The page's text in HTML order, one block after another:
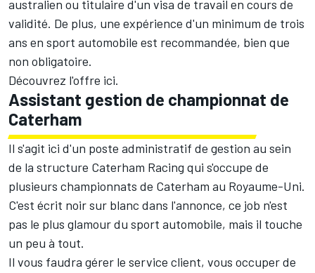
australien ou titulaire d'un visa de travail en cours de
validité. De plus, une expérience d'un minimum de trois
ans en sport automobile est recommandée, bien que
non obligatoire.
Découvrez l'offre ici.
Assistant gestion de championnat de
Caterham
Il s'agit ici d'un poste administratif de gestion au sein
de la structure Caterham Racing qui s'occupe de
plusieurs championnats de Caterham au Royaume-Uni.
C'est écrit noir sur blanc dans l'annonce, ce job n'est
pas le plus glamour du sport automobile, mais il touche
un peu à tout.
Il vous faudra gérer le service client, vous occuper de